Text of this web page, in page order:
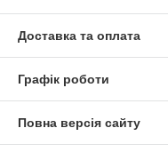
Доставка та оплата
Графік роботи
Повна версія сайту